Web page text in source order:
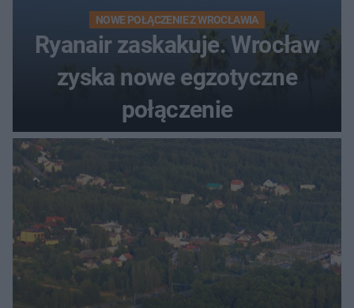
NOWE POŁĄCZENIE Z WROCŁAWIA
Ryanair zaskakuje. Wrocław
zyska nowe egzotyczne
połączenie